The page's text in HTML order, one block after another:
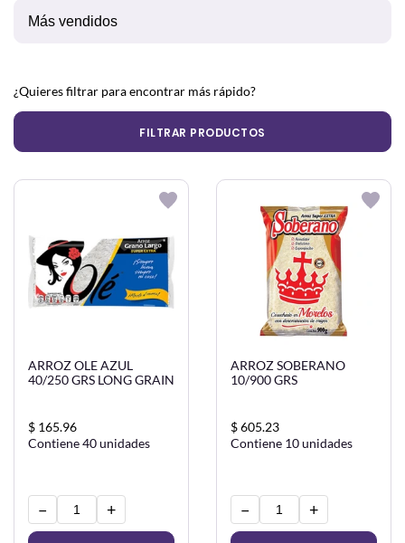
¿Quieres filtrar para encontrar más rápido?
FILTRAR PRODUCTOS
ARROZ OLE AZUL
40/250 GRS LONG GRAIN
$ 165.96
Contiene 40 unidades
− +
ARROZ SOBERANO
10/900 GRS
$ 605.23
Contiene 10 unidades
− +